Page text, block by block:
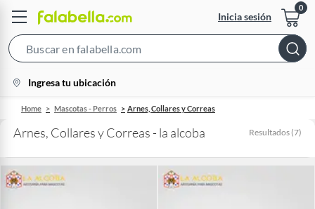
Inicia sesión
Bar
location-
icon
Ingresa tu ubicación
Home Mascotas - Perros Arnes, Collares y Correas
Arnes, Collares y Correas - la alcoba Resultados (7)